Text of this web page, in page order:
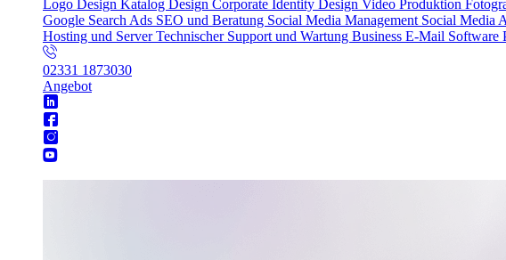
Logo Design Katalog Design Corporate Identity Design Video Produktion
Google Search Ads SEO und Beratung Social Media Management Social Media
Hosting und ServerTechnischer Support und Wartung Business E-Mail Software
02331 1873030
Angebot